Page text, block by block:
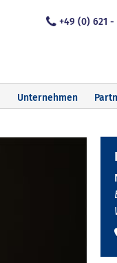
+49 (0) 621 -
Unternehmen